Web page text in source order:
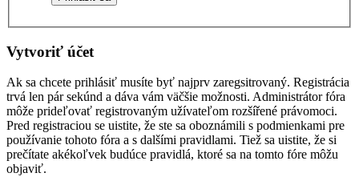
Vytvoriť účet
Ak sa chcete prihlásiť musíte byť najprv zaregsitrovaný. Registrácia
trvá len pár sekúnd a dáva vám väčšie možnosti. Administrátor fóra
môže prideľovať registrovaným užívateľom rozšířené právomoci.
Pred registraciou se uistite, že ste sa oboznámili s podmienkami pre
používanie tohoto fóra a s dalšími pravidlami. Tiež sa uistite, že si
prečítate akékoľvek budúce pravidlá, ktoré sa na tomto fóre môžu
objaviť.